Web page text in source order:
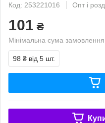
Код: 253221016
Опт і
101 ₴
Мінімальна сума
98 ₴ від 5 шт.